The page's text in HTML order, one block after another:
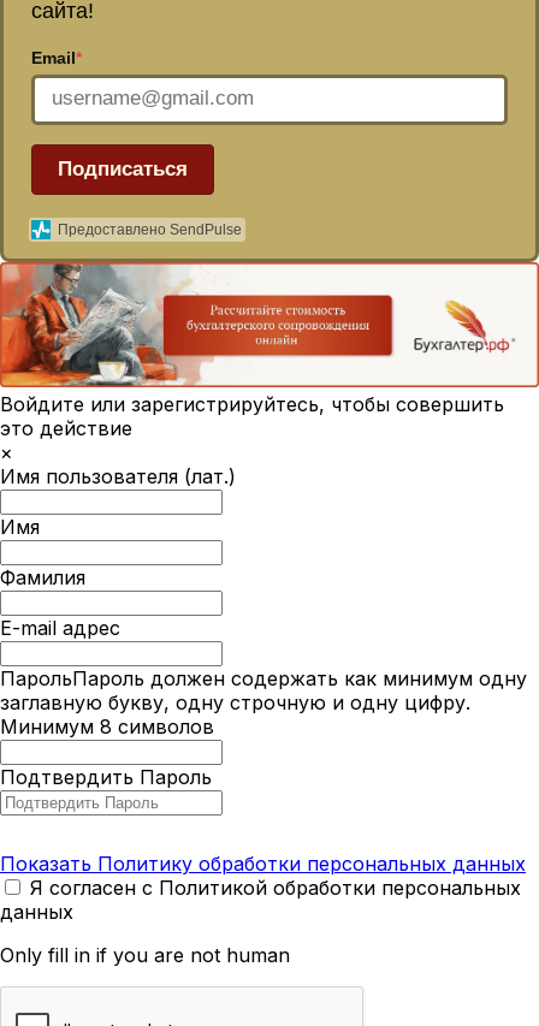
сайта!
Email*
Подписаться
Предоставлено SendPulse
Войдите или зарегистрируйтесь, чтобы совершить
это действие
×
Имя пользователя (лат.)
Имя
Фамилия
E-mail адрес
ПарольПароль должен содержать как минимум одну
заглавную букву, одну строчную и одну цифру.
Минимум 8 символов
Подтвердить Пароль
Показать Политику обработки персональных данных
Я согласен с Политикой обработки персональных
данных
Only fill in if you are not human